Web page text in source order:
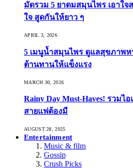
มัดรวม 5 ยาดมสมุนไพร เอาใ
ใจ สูดกันให้ยาว ๆ
APRIL 3, 2026
5 เมนูน้ำสมุนไพร ดูแลสุขภาพ
ต้านทานให้แข็งแรง
MARCH 30, 2026
Rainy Day Must-Haves! รวม
สายแฟต้องมี
AUGUST 28, 2025
Entertainment
Music & film
Gossip
Crush Picks